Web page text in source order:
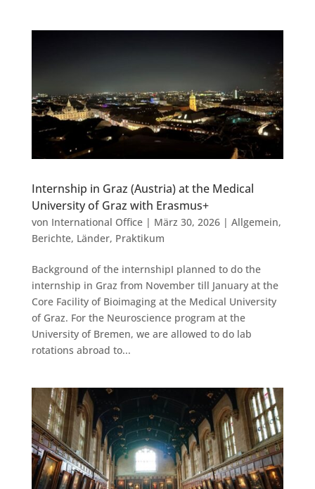
Internship in Graz (Austria) at the Medical
University of Graz with Erasmus+
von International Office| März 30, 2026| Allgemein,
Berichte, Länder, Praktikum
Background of the internshipI planned to do the
internship in Graz from November till January at the
Core Facility of Bioimaging at the Medical University
of Graz. For the Neuroscience program at the
University of Bremen, we are allowed to do lab
rotations abroad to...